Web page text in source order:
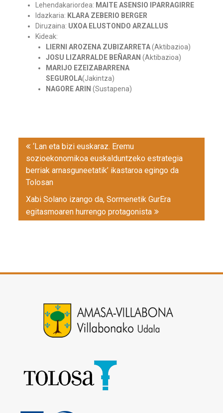
Lehendakariordea: MAITE ASENSIO IPARRAGIRRE
Idazkaria: KLARA ZEBERIO BERGER
Diruzaina: UXOA ELUSTONDO ARZALLUS
Kideak:
LIERNI AROZENA ZUBIZARRETA(Aktibazioa)
JOSU LIZARRALDE BEÑARAN(Aktibazioa)
MARIJO EZEIZABARRENA
SEGUROLA(Jakintza)
NAGORE ARIN(Sustapena)
Post
navigation
‘Lan eta bizi euskaraz. Eremu
sozioekonomikoa euskalduntzeko estrategia
berriak arnasguneetatik’ ikastaroa egingo da
Tolosan
Xabi Solano izango da, Sormenetik GurEra
egitasmoaren hurrengo protagonista